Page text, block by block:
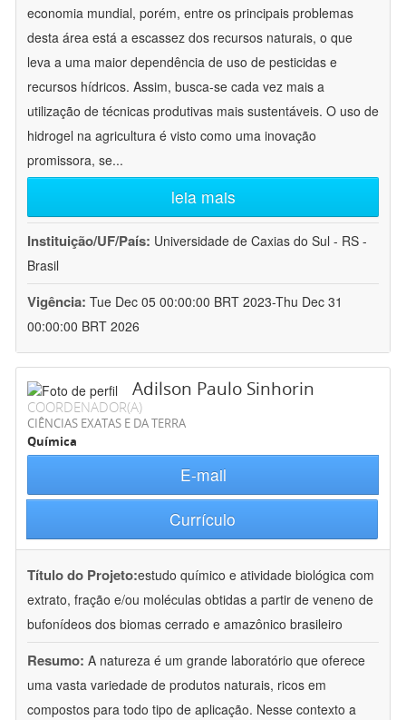
economia mundial, porém, entre os principais problemas
desta área está a escassez dos recursos naturais, o que
leva a uma maior dependência de uso de pesticidas e
recursos hídricos. Assim, busca-se cada vez mais a
utilização de técnicas produtivas mais sustentáveis. O uso de
hidrogel na agricultura é visto como uma inovação
promissora, se...
leia mais
Instituição/UF/País: Universidade de Caxias do Sul - RS -
Brasil
Vigência: Tue Dec 05 00:00:00 BRT 2023-Thu Dec 31
00:00:00 BRT 2026
Adilson Paulo Sinhorin
COORDENADOR(A)
CIÊNCIAS EXATAS E DA TERRA
Química
E-mail
Currículo
Título do Projeto:estudo químico e atividade biológica com
extrato, fração e/ou moléculas obtidas a partir de veneno de
bufonídeos dos biomas cerrado e amazônico brasileiro
Resumo: A natureza é um grande laboratório que oferece
uma vasta variedade de produtos naturais, ricos em
compostos para todo tipo de aplicação. Nesse contexto a